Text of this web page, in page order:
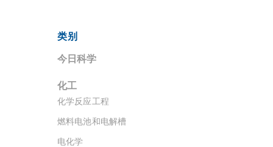
类别
今日科学
化工
化学反应工程
燃料电池和电解槽
电化学